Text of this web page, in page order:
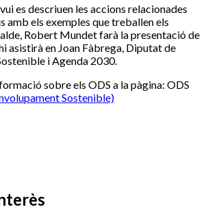
es descriuen les accions relacionades
amb els exemples que treballen els
Robert Mundet farà la presentació de
asistirà en Joan Fàbrega, Diputat de
i Agenda 2030.
sobre els ODS a la pàgina: ODS
Sostenible)